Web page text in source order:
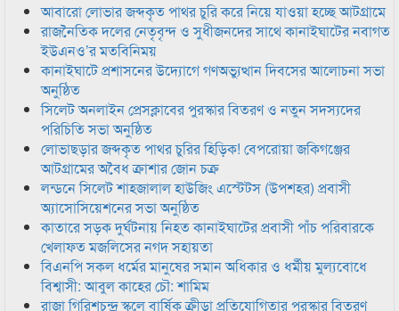
আবারো লোভার জব্দকৃত পাথর চুরি করে নিয়ে যাওয়া হচ্ছে আটগ্রামে
রাজনৈতিক দলের নেতৃবৃন্দ ও সুধীজনদের সাথে কানাইঘাটের নবাগত
ইউএনও’র মতবিনিময়
কানাইঘাটে প্রশাসনের উদ্যোগে গণঅভ্যুত্থান দিবসের আলোচনা সভা
অনুষ্ঠিত
সিলেট অনলাইন প্রেসক্লাবের পুরস্কার বিতরণ ও নতুন সদস্যদের
পরিচিতি সভা অনুষ্ঠিত
লোভাছড়ার জব্দকৃত পাথর চুরির হিড়িক! বেপরোয়া জকিগঞ্জের
আটগ্রামের অবৈধ ক্রাশার জোন চক্র
লন্ডনে সিলেট শাহজালাল হাউজিং এস্টেটস (উপশহর) প্রবাসী
অ্যাসোসিয়েশনের সভা অনুষ্ঠিত
কাতারে সড়ক দুর্ঘটনায় নিহত কানাইঘাটের প্রবাসী পাঁচ পরিবারকে
খেলাফত মজলিসের নগদ সহায়তা
বিএনপি সকল ধর্মের মানুষের সমান অধিকার ও ধর্মীয় মুল্যবোধে
বিশ্বাসী: আবুল কাহের চৌ: শামিম
রাজা গিরিশচন্দ্র স্কুলে বার্ষিক ক্রীড়া প্রতিযোগিতার পুরস্কার বিতরণ